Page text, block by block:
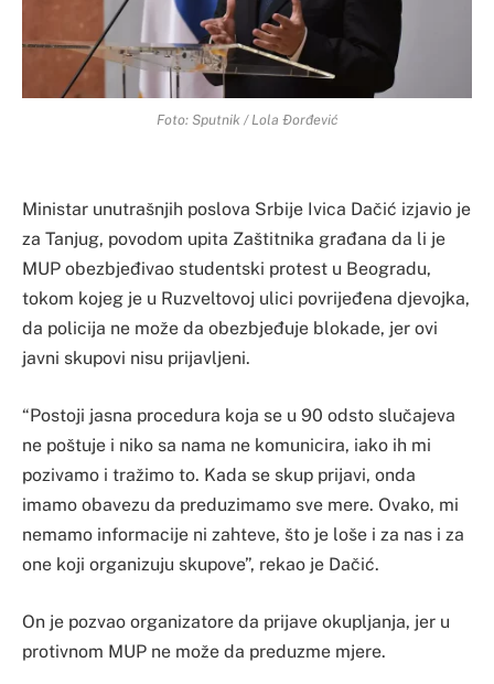
Foto: Sputnik / Lola Đorđević
​Ministar unutrašnjih poslova Srbije Ivica Dačić izjavio je
za Tanjug, povodom upita Zaštitnika građana da li je
MUP obezbjeđivao studentski protest u Beogradu,
tokom kojeg je u Ruzveltovoj ulici povrijeđena djevojka,
da policija ne može da obezbjeđuje blokade, jer ovi
javni skupovi nisu prijavljeni.
“Postoji jasna procedura koja se u 90 odsto slučajeva
ne poštuje i niko sa nama ne komunicira, iako ih mi
pozivamo i tražimo to. Kada se skup prijavi, onda
imamo obavezu da preduzimamo sve mere. Ovako, mi
nemamo informacije ni zahteve, što je loše i za nas i za
one koji organizuju skupove”, rekao je Dačić.
On je pozvao organizatore da prijave okupljanja, jer u
protivnom MUP ne može da preduzme mjere.